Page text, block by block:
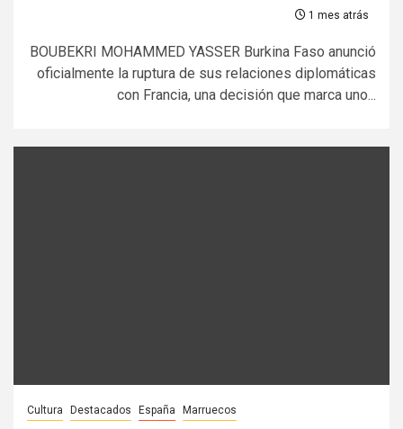
1 mes atrás
BOUBEKRI MOHAMMED YASSER Burkina Faso anunció
oficialmente la ruptura de sus relaciones diplomáticas
con Francia, una decisión que marca uno...
Cultura Destacados España Marruecos